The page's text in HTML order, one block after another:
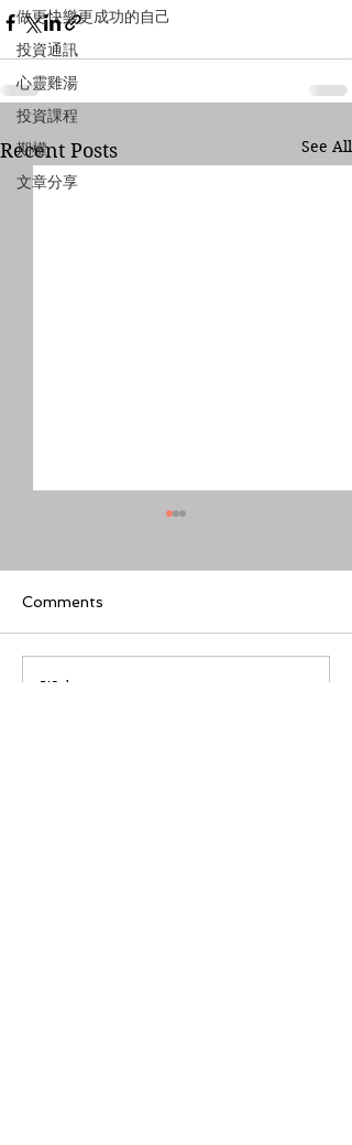
做更快樂更成功的自己
投資通訊
心靈雞湯
投資課程
期權
文章分享
Recent Posts See All
Comments
Write a comment...